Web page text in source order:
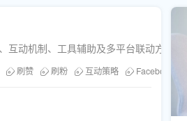
动机制、工具辅助及多平台联动方法，
刷赞 刷粉 互动策略 Facebook点赞